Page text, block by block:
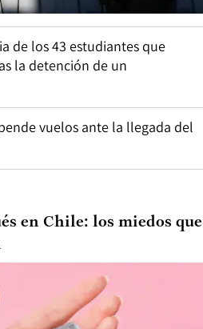
de los 43 estudiantes que
la detención de un
vuelos ante la llegada del
en Chile: los miedos que